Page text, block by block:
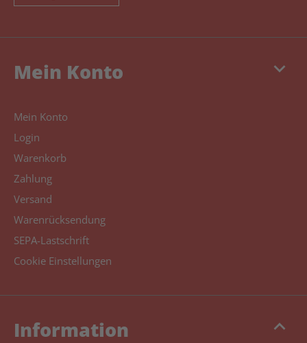
keyboard_arrow_down
Mein Konto
Mein Konto
Login
Warenkorb
Zahlung
Versand
Warenrücksendung
SEPA-Lastschrift
Cookie Einstellungen
keyboard_arrow_up
Information